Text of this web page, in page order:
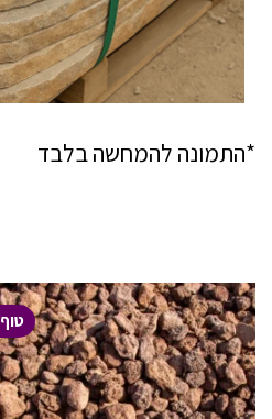
*התמונה להמחשה בלבד
טוף 4 ב- 100